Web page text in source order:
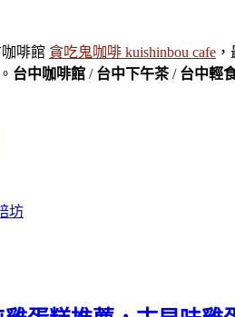
啡館 貪吃鬼咖啡 kuishinbou cafe
台中咖啡館 / 台中下午茶/ 台中輕
坊